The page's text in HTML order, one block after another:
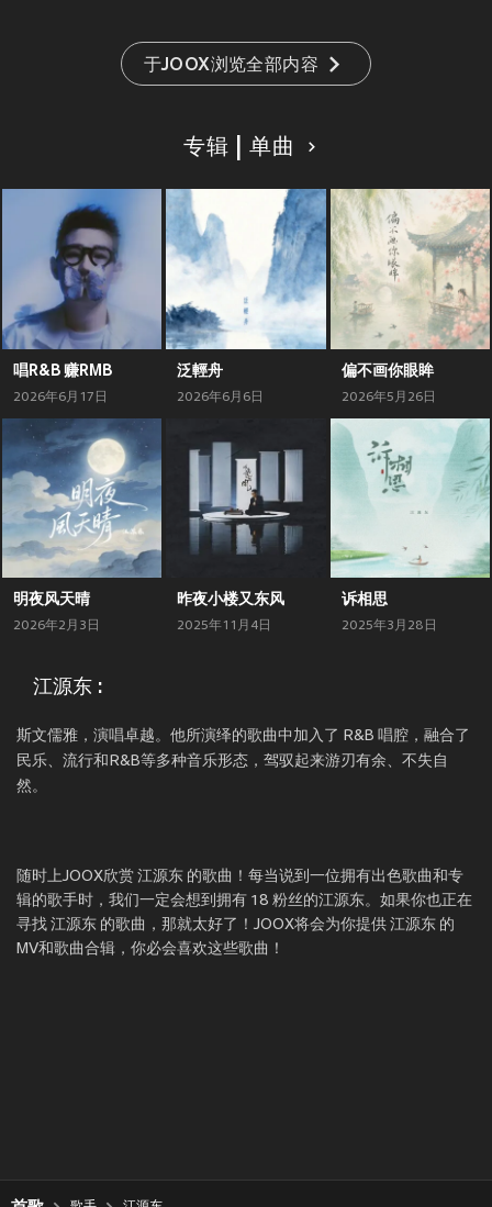
于JOOX浏览全部内容
专辑 | 单曲
唱R&B 赚RMB
2026年6月17日
泛輕舟
2026年6月6日
偏不画你眼眸
2026年5月26日
明夜风天晴
2026年2月3日
昨夜小楼又东风
2025年11月4日
诉相思
2025年3月28日
江源东 :
斯文儒雅，演唱卓越。他所演绎的歌曲中加入了 R&B 唱腔，融合了
民乐、流行和R&B等多种音乐形态，驾驭起来游刃有余、不失自
然。
随时上JOOX欣赏 江源东 的歌曲！每当说到一位拥有出色歌曲和专
辑的歌手时，我们一定会想到拥有 18 粉丝的江源东。如果你也正在
寻找 江源东 的歌曲，那就太好了！JOOX将会为你提供 江源东 的
MV和歌曲合辑，你必会喜欢这些歌曲！